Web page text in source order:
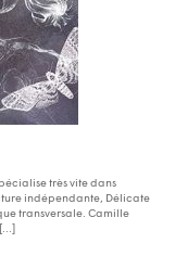
très vite dans
indépendante, Délicate
transversale. Camille